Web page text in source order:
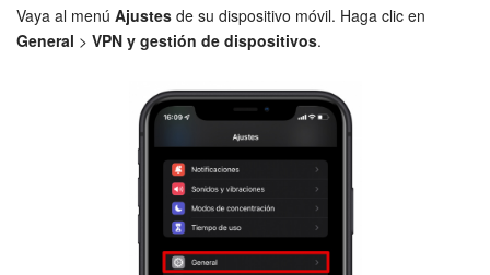
Telefonía
Configuraciones de la cuenta
Bitrix24 En Premisa
Bitrix24 Messenger
Vaya al menú Ajustes de su dispositivo móvil. Haga clic en
General > VPN y gestión de dispositivos.